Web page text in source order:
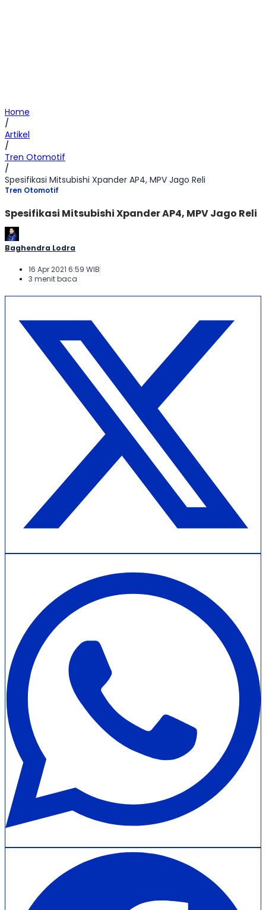
Home
/
Artikel
/
Tren Otomotif
/
Spesifikasi Mitsubishi Xpander AP4, MPV Jago Reli
Tren Otomotif
Spesifikasi Mitsubishi Xpander AP4, MPV Jago Reli
Baghendra Lodra
16 Apr 2021 6:59 WIB
3 menit baca